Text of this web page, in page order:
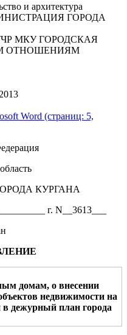
и архитектура
ГОРОДА
УЧР МКУ ГОРОДСКАЯ
ОТНОШЕНИЯМ
Word (страниц: 5,
КУРГАНА
г. N__3613___
домам, о внесении
недвижимости на
в дежурный план города